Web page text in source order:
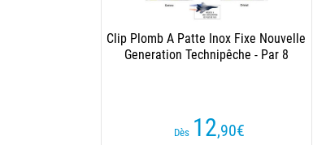
Clip Plomb + Manchon Korda Cog Cog
7,25€ Dès 6,50€